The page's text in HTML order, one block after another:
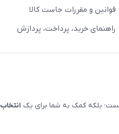
قوانین و مقررات جاست کالا
راهنمای خرید، پرداخت، پردازش
بلکه کمک به شما برای یک انتخاب